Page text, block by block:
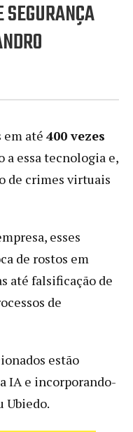
em até 400 vezes
a essa tecnologia e,
de crimes virtuais
esses
de rostos em
até falsificação de
de
estão
IA e incorporando-
Ubiedo.